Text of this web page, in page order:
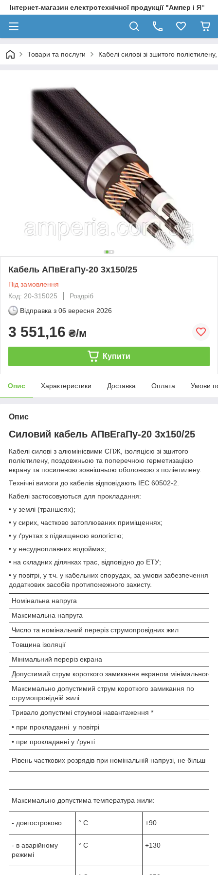
Інтернет-магазин електротехнічної продукції "Ампер і Я"
Товари та послуги Кабелі силові зі зшитого
Кабель АПвЕгаПу‑20 3х150/25
Під замовлення
Код: 20-315025
Роздріб
Відправка з 06 вересня 2026
3 551,16 ₴/м
Купити
Опис Характеристики Доставка Оплата Умови
Опис
Силовий кабель АПвЕгаПу-20 3х150/25
Кабелі силові з алюмінієвими СПЖ, ізоляцією зі зшитого
поліетилену, поздовжньою та поперечною герметизацією
екрану та посиленою зовнішньою оболонкою з поліетилену.
Технічні вимоги до кабелів відповідають IEC 60502-2.
Кабелі застосовуються для прокладання:
• у землі (траншеях);
• у сирих, частково затоплюваних приміщеннях;
• у ґрунтах з підвищеною вологістю;
• у несудноплавних водоймах;
• на складних ділянках трас, відповідно до ЕТУ;
• у повітрі, у т.ч. у кабельних спорудах, за умови забезпечення
додаткових засобів протипожежного захисту.
Номінальна напруга
Максимальна напруга
Число та номінальний переріз струмопровідних жил
Товщина ізоляції
Мінімальний переріз екрана
Допустимий струм короткого замикання екраном мінімального
Максимально допустимий струм короткого замикання по
струмопровідній жилі
Тривало допустимі струмові навантаження *
• при прокладанні у повітрі
• при прокладанні у ґрунті
Рівень часткових розрядів при номінальній напрузі, не більш
Максимально допустима температура жили:
- довгостроково ° С +90
- в аварійному
режимі
° С +130